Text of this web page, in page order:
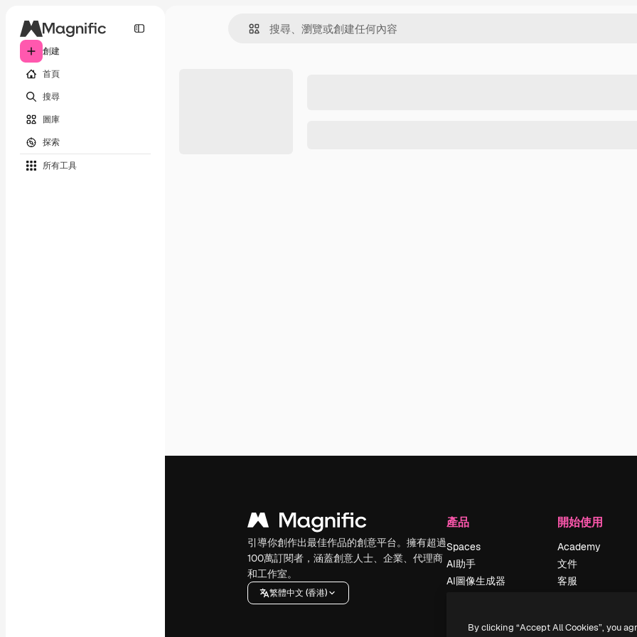
創建
首頁
搜尋
圖庫
探索
所有工具
引導你創作出最佳作品的創意平台。擁有超過
100萬訂閱者，涵蓋創意人士、企業、代理商
和工作室。
繁體中文 (香港)
產品
Spaces
AI助手
AI圖像生成器
圖庫內容
開始使用
Academy
文件
客服
原創作品 新增
By clicking “Accept All Cookies”, you